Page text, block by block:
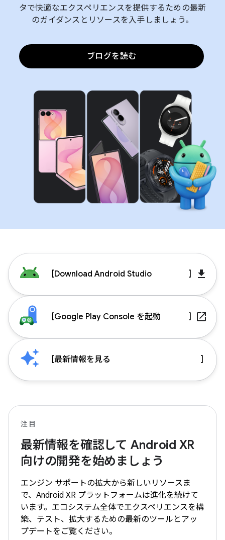
タで快適なエクスペリエンスを提供するための最新
のガイダンスとリソースを入手しましょう。
ブログを読む
[Download Android Studio ] get_app
[Google Play Console を起動 ] launch
[最新情報を見る ]
注目
最新情報を確認して Android XR
向けの開発を始めましょう
エンジン サポートの拡大から新しいリソースま
で、Android XR プラットフォームは進化を続けて
います。エコシステム全体でエクスペリエンスを構
築、テスト、拡大するための最新のツールとアッ
プデートをご覧ください。